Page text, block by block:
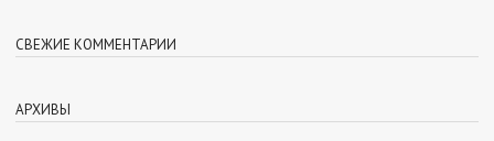
СВЕЖИЕ КОММЕНТАРИИ
АРХИВЫ